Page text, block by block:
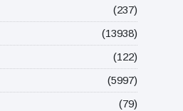
(237)
(13938)
(122)
(5997)
(79)